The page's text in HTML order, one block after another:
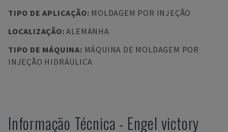
TIPO DE APLICAÇÃO: MOLDAGEM POR INJEÇÃO
LOCALIZAÇÃO:ALEMANHA
TIPO DE MÁQUINA: MÁQUINA DE MOLDAGEM POR
INJEÇÃO HIDRÁULICA
Informação Técnica - Engel victory